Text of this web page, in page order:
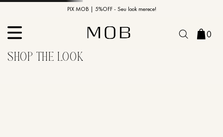
PIX MOB | 5%OFF - Seu look merece!
10% OFF na primeira compra | Cupom: BEMVINDO10*
0